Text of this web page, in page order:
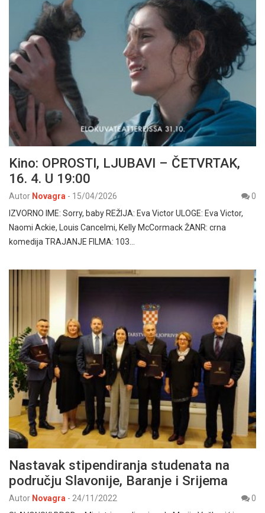
Kino: OPROSTI, LJUBAVI – ČETVRTAK,
16. 4. U 19:00
Autor Novagra - 15/04/2026
0
IZVORNO IME: Sorry, baby REŽIJA: Eva Victor ULOGE: Eva Victor,
Naomi Ackie, Louis Cancelmi, Kelly McCormack ŽANR: crna
komedija TRAJANJE FILMA: 103…
Nastavak stipendiranja studenata na
području Slavonije, Baranje i Srijema
Autor Novagra - 24/11/2022
0